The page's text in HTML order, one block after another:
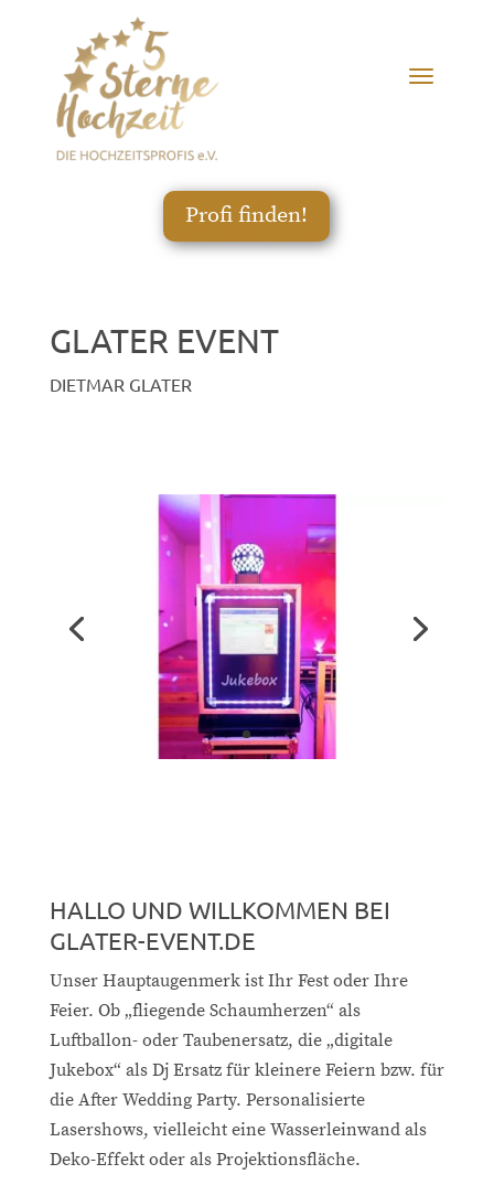
Profi finden!
GLATER EVENT
DIETMAR GLATER
HALLO UND WILLKOMMEN BEI
GLATER-EVENT.DE
Unser Hauptaugenmerk ist Ihr Fest oder Ihre
Feier. Ob „fliegende Schaumherzen“ als
Luftballon- oder Taubenersatz, die „digitale
Jukebox“ als Dj Ersatz für kleinere Feiern bzw. für
die After Wedding Party. Personalisierte
Lasershows, vielleicht eine Wasserleinwand als
Deko-Effekt oder als Projektionsfläche.